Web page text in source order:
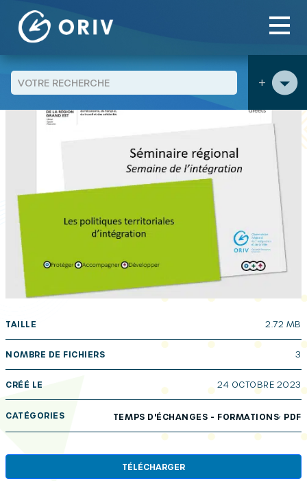
Aller au contenu
+
publications
Retour sur le séminaire régional "Politiques
territoriales d’intégration"
TAILLE 2.72 MB
NOMBRE DE FICHIERS 3
CRÉÉ LE 24 OCTOBRE 2023
CATÉGORIES TEMPS D'ÉCHANGES - FORMATIONS, PDF
TÉLÉCHARGER
Panneau de gestion des cookies